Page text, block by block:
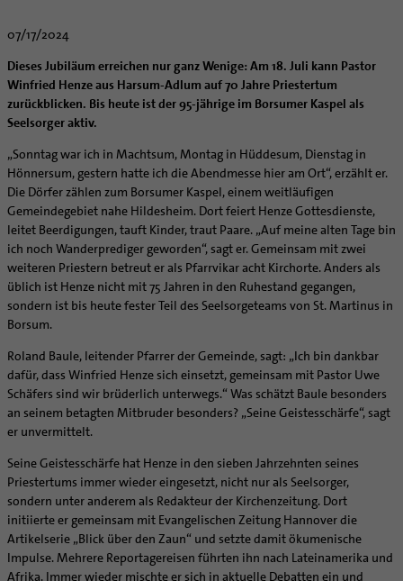
Hirtenwort: Ehe & Familie
Wissenswertes zur Hochzeit
Ideen für die Hochzeitsfeier
Trausprüche aus der Bibel
Patientenverfügung
Wo ist der richtige Platz zum Sterben?
Hospiz-Seelsorge
Spiritualität
Exerzitien
Kontemplation
Auszeit
Lebens- und Glaubensorte
Spirituelle Teambegleitung
Unterstützungsangebote für Seelsorgende
Seelsorgefelder
Frauen
Männer
City- und Passanten
Arbeitnehmer
Altenheim | Senioren
Menschen mit Behinderung
Muttersprachen
Hospiz
Internet- und Telefon
Künstler
Glaubenswege
Ehe - Familie - Geschlechtergerechtigkeit
Notfall
Polizei- und Feuerwehr
Schule
Gefängnisseelsorge
Segensorte
Begleitung und Vernetzung
Team
Weitere Infos
Berufe in der Kirche
Diakone
Gemeindereferent:in
Pastorale:r Mitarbeiter:in
Pastoralreferent:in
Priester
Kirchenmusiker:in
Religionslehrer:in
Soziale Berufe in der Caritas
Frauenorden
Männerorden
Geistliche Gemeinschaften
Ritterorden
Ordo virginum
Bischöfliche Stiftung Gemeinsam für das Leben
Hochschulpastoral
Religionsunterricht
Service
Stellenanzeigen
Projekte
Bestände
Buchreihen
Gemeindeservice
Verein für Geschichte und Kunst im Bistum Hildesheim
Dombibliothek Hildesheim
Bundeskonferenz der kirchlichen Archive in Deutschland
Katholische Akademie des Bistums Hildesheim
Stärkung der Demokratie | Einsatz gegen Diskriminierung
LÜCHTENHOF
Familienbildungsstätten
Katholische Erwachsenenbildung
Bolivienpartnerschaft
Projektförderung
Internationale Freiwilligendienste
Aus dem Bistum in die Welt
Infobrief Weltkirche
missio-Regionalstelle
Bolivienpartnerschaft
Bolivienkommission
Café Bolivia
Beratung Direktpartnerschaften
Finanzielle Förderung der Bolivienpartnerschaft
Ökologische Fonds
Politische Lobbyarbeit
Partnerschaftsvereinbarung
Bolivienpartnerschaft Bistum Trier
Bolivienreise mit Bischof Heiner
Bolivientag 2026
Internationale Freiwilligendienste
Aktuelles
Rückkehrenden-Engagement (ehemalige Freiwillige)
Outgoing
Incoming
Taizé-Fahrt Herbst 2026
Katholische Büros
Schöpfungsgerecht 2035
Wir machen Kirche - schöpfungsgerecht
Biologische Vielfalt
Engagiert in der Gesellschaft
Energetisches Sanieren
Fördermittel finden
Mobilität
Ökotheologie
Schöpfungsspiritualität
Umweltbildung
Zukunftsräume
Aktuelles
Veranstaltungen
Abenteuer Glaube
Prävention
Fortbildungen
Stellenangebote
Liturgie und Kirchenmusik
Lokale Kirchenentwicklung
#diegruenegemeinde
Internationale Freiwilligendienste
Netzwerk ChancenGleich
Büchereien
Medienstelle
Newsletter
Personalentwicklung
Unterstützungsangebot für Seelsorgende
Supervision
Coaching
Aufbrüche in der Kirche
Ehrenamtliche
KirchenZeitung online
Verwaltungsbeauftragte / Verwaltungsleitungen in
Pfarrgemeinden
Materialien
Altersvorsorge und Ruhestand
Arbeitshilfen
Bistumsatlas
Beruf und Familie
KODA
Direktorium
Mitarbeitervertretung
Institutionelles Schutzkonzept
Kirchlicher Anzeiger
Kirchliches Arbeitsrecht
Schematismus
07/17/2024
Dieses Jubiläum erreichen nur ganz Wenige: Am 18. Juli kann Pastor
Winfried Henze aus Harsum-Adlum auf 70 Jahre Priestertum
zurückblicken. Bis heute ist der 95-jährige im Borsumer Kaspel als
Seelsorger aktiv.
„Sonntag war ich in Machtsum, Montag in Hüddesum, Dienstag in
Hönnersum, gestern hatte ich die Abendmesse hier am Ort“, erzählt er.
Die Dörfer zählen zum Borsumer Kaspel, einem weitläufigen
Gemeindegebiet nahe Hildesheim. Dort feiert Henze Gottesdienste,
leitet Beerdigungen, tauft Kinder, traut Paare. „Auf meine alten Tage bin
ich noch Wanderprediger geworden“, sagt er. Gemeinsam mit zwei
weiteren Priestern betreut er als Pfarrvikar acht Kirchorte. Anders als
üblich ist Henze nicht mit 75 Jahren in den Ruhestand gegangen,
sondern ist bis heute fester Teil des Seelsorgeteams von St. Martinus in
Borsum.
Roland Baule, leitender Pfarrer der Gemeinde, sagt: „Ich bin dankbar
dafür, dass Winfried Henze sich einsetzt, gemeinsam mit Pastor Uwe
Schäfers sind wir brüderlich unterwegs.“ Was schätzt Baule besonders
an seinem betagten Mitbruder besonders? „Seine Geistesschärfe“, sagt
er unvermittelt.
Seine Geistesschärfe hat Henze in den sieben Jahrzehnten seines
Priestertums immer wieder eingesetzt, nicht nur als Seelsorger,
sondern unter anderem als Redakteur der Kirchenzeitung. Dort
initiierte er gemeinsam mit Evangelischen Zeitung Hannover die
Artikelserie „Blick über den Zaun“ und setzte damit ökumenische
Impulse. Mehrere Reportagereisen führten ihn nach Lateinamerika und
Afrika. Immer wieder mischte er sich in aktuelle Debatten ein und